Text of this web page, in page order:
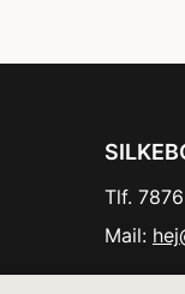
Tlf.
Mail: